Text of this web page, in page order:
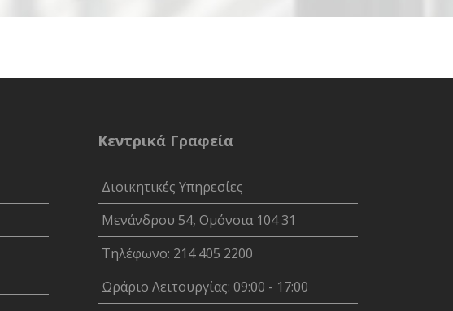
Κεντρικά Γραφεία
Διοικητικές Υπηρεσίες
Μενάνδρου 54, Ομόνοια 104 31
Τηλέφωνο: 214 405 2200
Ωράριο Λειτουργίας: 09:00 - 17:00